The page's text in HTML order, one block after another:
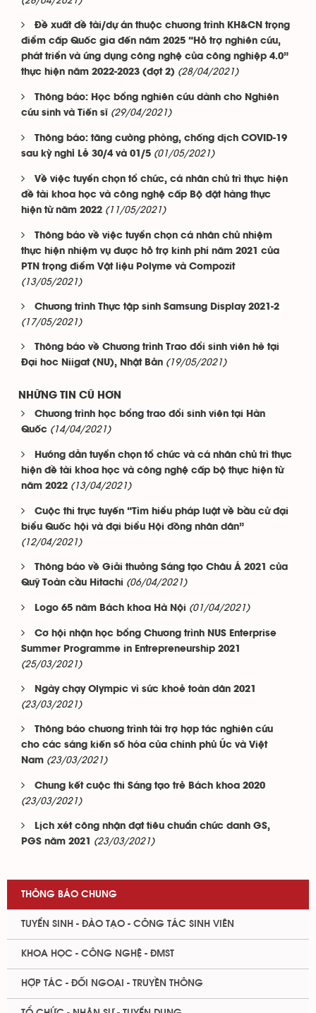
Đề xuất đề tài/dự án thuộc chương trình KH&CN trọng
điểm cấp Quốc gia đến năm 2025 “Hỗ trợ nghiên cứu,
phát triển và ứng dụng công nghệ của công nghiệp 4.0”
thực hiện năm 2022-2023 (đợt 2) (28/04/2021)
Thông báo: Học bổng nghiên cứu dành cho Nghiên
cứu sinh và Tiến sĩ (29/04/2021)
Thông báo: tăng cường phòng, chống dịch COVID-19
sau kỳ nghỉ Lễ 30/4 và 01/5 (01/05/2021)
Về việc tuyển chọn tổ chức, cá nhân chủ trì thực hiện
đề tài khoa học và công nghệ cấp Bộ đặt hàng thực
hiện từ năm 2022 (11/05/2021)
Thông báo về việc tuyển chọn cá nhân chủ nhiệm
thực hiện nhiệm vụ được hỗ trợ kinh phí năm 2021 của
PTN trọng điểm Vật liệu Polyme và Compozit
(13/05/2021)
Chương trình Thực tập sinh Samsung Display 2021-2
(17/05/2021)
Thông báo về Chương trình Trao đổi sinh viên hè tại
Đại hoc Niigat (NU), Nhật Bản (19/05/2021)
NHỮNG TIN CŨ HƠN
Chương trình học bổng trao đổi sinh viên tại Hàn
Quốc (14/04/2021)
Hướng dẫn tuyển chọn tổ chức và cá nhân chủ trì thực
hiện đề tài khoa học và công nghệ cấp bộ thực hiện từ
năm 2022 (13/04/2021)
Cuộc thi trực tuyến “Tìm hiểu pháp luật về bầu cử đại
biểu Quốc hội và đại biểu Hội đồng nhân dân”
(12/04/2021)
Thông báo về Giải thưởng Sáng tạo Châu Á 2021 của
Quỹ Toàn cầu Hitachi (06/04/2021)
Logo 65 năm Bách khoa Hà Nội (01/04/2021)
Cơ hội nhận học bổng Chương trình NUS Enterprise
Summer Programme in Entrepreneurship 2021
(25/03/2021)
Ngày chạy Olympic vì sức khoẻ toàn dân 2021
(23/03/2021)
Thông báo chương trình tài trợ hợp tác nghiên cứu
cho các sáng kiến số hóa của chính phủ Úc và Việt
Nam (23/03/2021)
Chung kết cuộc thi Sáng tạo trẻ Bách khoa 2020
(23/03/2021)
Lịch xét công nhận đạt tiêu chuẩn chức danh GS,
PGS năm 2021
(23/03/2021)
THÔNG BÁO CHUNG
TUYỂN SINH - ĐÀO TẠO - CÔNG TÁC SINH VIÊN
KHOA HỌC - CÔNG NGHỆ - ĐMST
HỢP TÁC - ĐỐI NGOẠI - TRUYỀN THÔNG